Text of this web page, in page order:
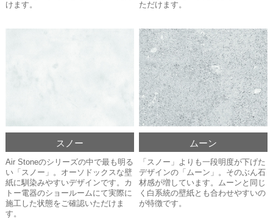
けます。
ただけます。
スノー
Air Stoneのシリーズの中で最も明る
い「スノー」。オーソドックスな壁
紙に馴染みやすいデザインです。カ
トー電器のショールームにて実際に
施工した状態をご確認いただけま
す。
ムーン
「スノー」よりも一段明度が下げた
デザインの「ムーン」。そのぶん石
材感が増しています。ムーンと同じ
く白系統の壁紙とも合わせやすいの
が特徴です。